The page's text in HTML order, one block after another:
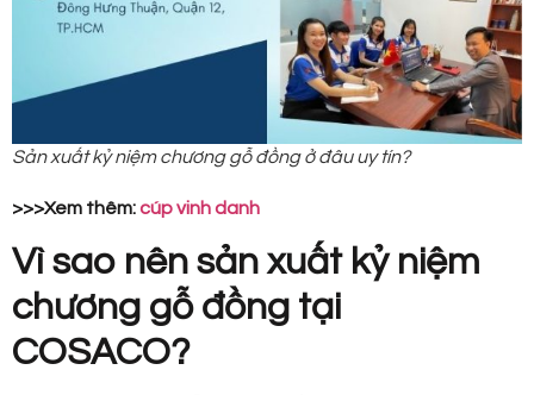
Sản xuất kỷ niệm chương gỗ đồng ở đâu uy tín?
>>>Xem thêm:cúp vinh danh
Vì sao nên sản xuất kỷ niệm
chương gỗ đồng tại
COSACO?